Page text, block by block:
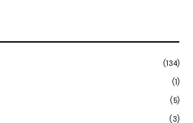
(134)
(1)
(5)
(3)